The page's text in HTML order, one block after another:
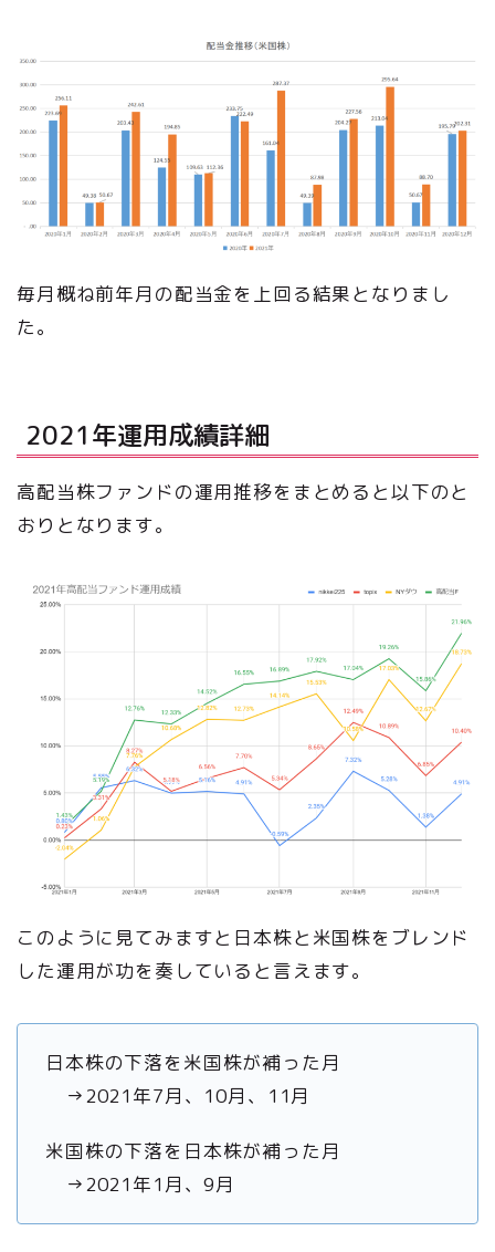
毎月概ね前年月の配当金を上回る結果となりまし
た。
2021年運用成績詳細
高配当株ファンドの運用推移をまとめると以下のと
おりとなります。
このように見てみますと日本株と米国株をブレンド
した運用が功を奏していると言えます。
日本株の下落を米国株が補った月
→2021年7月、10月、11月
米国株の下落を日本株が補った月
→2021年1月、9月